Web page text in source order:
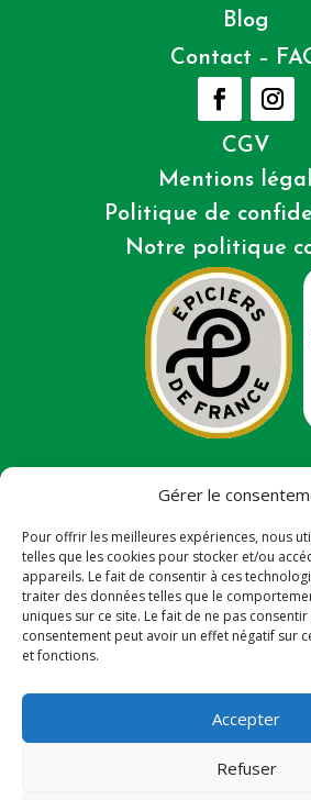
Gérer le
Pour offrir les meilleures expériences, nous
telles que les cookies pour stocker et/ou
appareils. Le fait de consentir à ces
traiter des données telles que le
uniques sur ce site. Le fait de ne pas
consentement peut avoir un effet négatif sur
et fonctions.
Accepter
Refuser
Blog
Contact –
CGV
Mentions
Politique de
Notre politique
dans le cadre de la réponse de
la pandémie COVID-19. L’Europe
Réunion.
143 rue Louis Lagourgue –
Duparc – 97438 Sainte Marie –